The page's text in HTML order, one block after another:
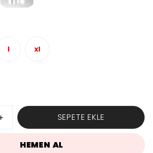
l xl
SEPETE EKLE
HEMEN AL